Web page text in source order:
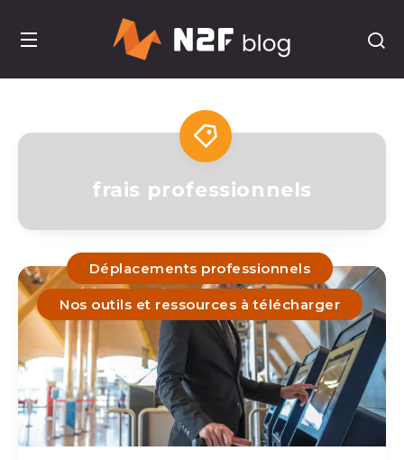
frais professionnels
Déplacements professionnels
Nos outils et ressources à télécharger